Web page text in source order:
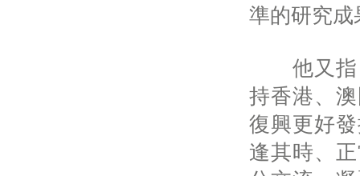
準的研究成
他又指，
持香港、
復興更好
逢其時、